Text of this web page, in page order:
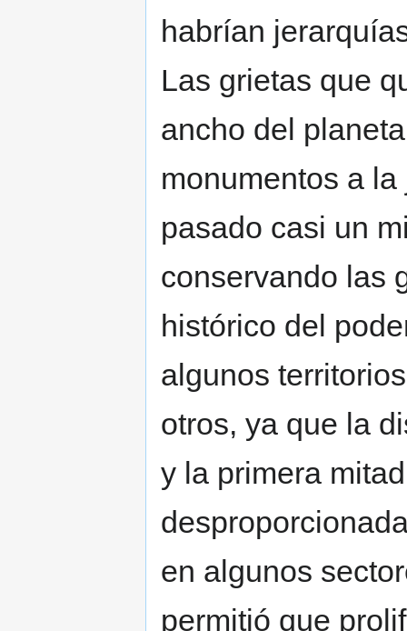
habrían
Las grietas que
ancho del
monumentos a
pasado casi un
conservando las
histórico del
algunos
otros, ya que la
y la primera
en algunos
permitió que